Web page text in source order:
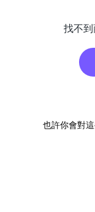
找不
也許你會對